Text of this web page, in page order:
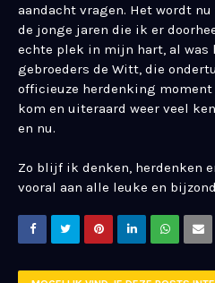
aandacht vragen. Het wordt
de jonge jaren die ik er
echte plek in mijn hart, al was
gebroeders de Witt, die
officieuze herdenking
kom en uiteraard weer veel
en nu.
Zo blijf ik denken, herdenken
vooral aan alle leuke en